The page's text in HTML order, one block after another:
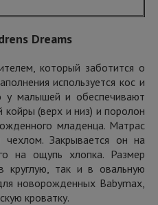
Dreams
который заботится о
используется кос и
у малышей и обеспечивают
(верх и низ) и поролон
младенца. Матрас
Закрывается он на
на ощупь хлопка. Размер
круглую, так и в овальную
новорожденных Babymax,
кроватку.